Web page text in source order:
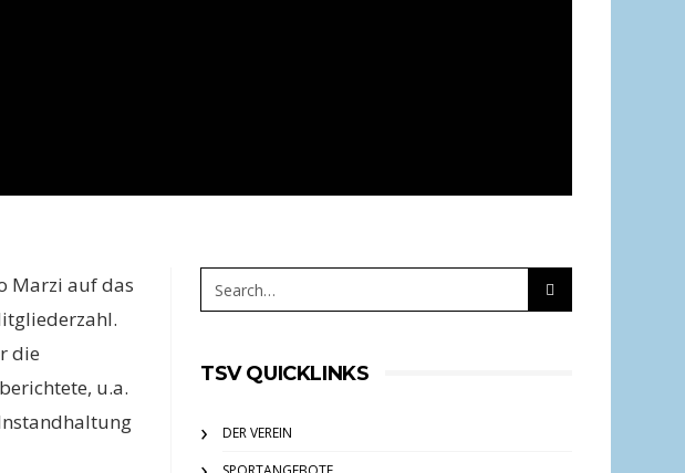
Marzi auf das
die
u.a.
TSV QUICKLINKS
DER VEREIN